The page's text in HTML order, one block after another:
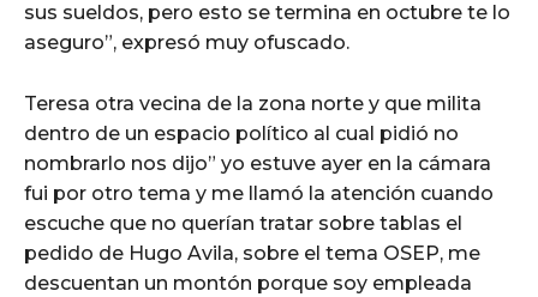
sus sueldos, pero esto se termina en octubre te lo
aseguro”, expresó muy ofuscado.
Teresa otra vecina de la zona norte y que milita
dentro de un espacio político al cual pidió no
nombrarlo nos dijo” yo estuve ayer en la cámara
fui por otro tema y me llamó la atención cuando
escuche que no querían tratar sobre tablas el
pedido de Hugo Avila, sobre el tema OSEP, me
descuentan un montón porque soy empleada